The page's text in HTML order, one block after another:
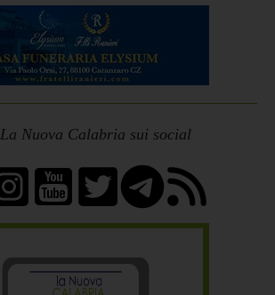
Nuova Calabria sui social